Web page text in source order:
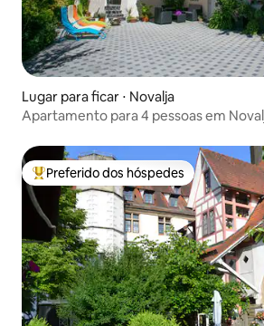
Lugar para ficar ⋅ Novalja
Apartamento para 4 pessoas em
Entre os melhores preferidos dos
Preferido dos hóspedes